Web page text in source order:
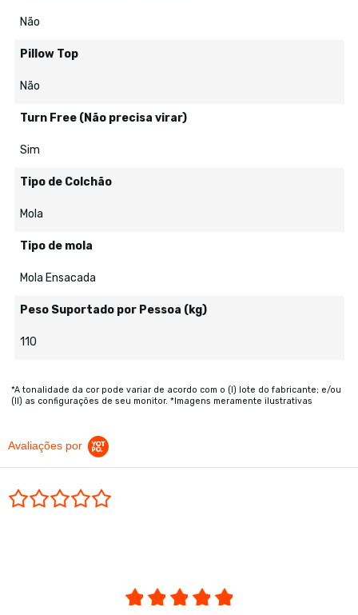
Não
Pillow Top
Não
Turn Free (Não precisa virar)
Sim
Tipo de Colchão
Mola
Tipo de mola
Mola Ensacada
Peso Suportado por Pessoa (kg)
110
*A tonalidade da cor pode variar de acordo com o (I) lote do fabricante; e/ou
(II) as configurações de seu monitor. *Imagens meramente ilustrativas
Avaliações por